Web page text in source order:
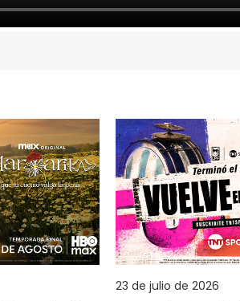
23 de julio de 2026